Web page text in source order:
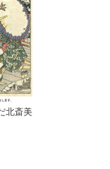
北斎美